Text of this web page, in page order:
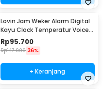
Lovin Jam Weker Alarm Digital
Kayu Clock Temperatur Voice
Control - TX602
Rp95.700
Rp147.900 36%
+ Keranjang